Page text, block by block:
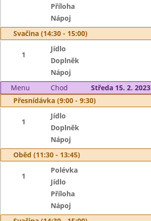
Příloha
Nápoj
Svačina (14:30 - 15:00)
1
Jídlo
Doplněk
Nápoj
Menu
Chod
Středa 15. 2. 2023
Přesnídávka (9:00 - 9:30)
1
Jídlo
Doplněk
Nápoj
Oběd (11:30 - 13:45)
1
Polévka
Jídlo
Příloha
Nápoj